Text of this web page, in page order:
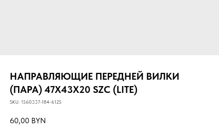
НАПРАВЛЯЮЩИЕ ПЕРЕДНЕЙ ВИЛКИ
(ПАРА) 47X43X20 SZC (LITE)
SKU: 1560337-184-6125
60,00 BYN